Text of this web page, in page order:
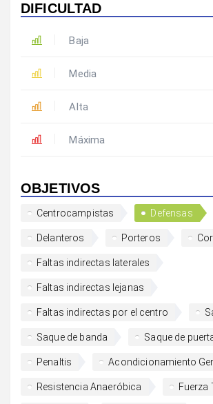
DIFICULTAD
Baja
Media
Alta
Máxima
OBJETIVOS
Centrocampistas Defensas
Delanteros Porteros
Faltas indirectas laterales
Faltas indirectas lejanas
Faltas indirectas por el centro
Saque de banda Saque de
Penaltis Acondicionamiento
Resistencia Anaeróbica Fuerza